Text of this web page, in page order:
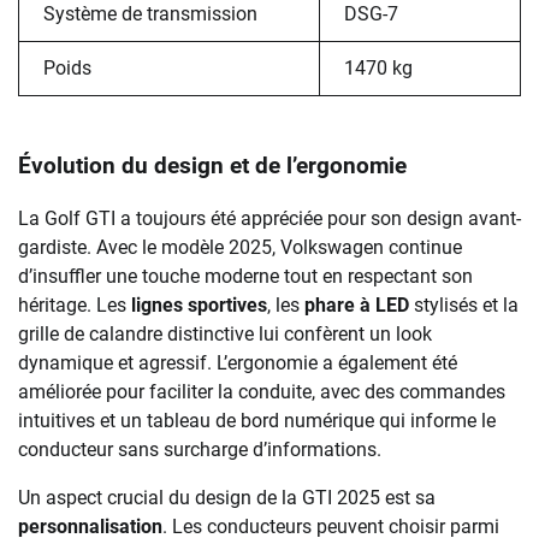
Système de transmission DSG-7
Poids 1470 kg
Évolution du design et de l’ergonomie
La Golf GTI a toujours été appréciée pour son design avant-
gardiste. Avec le modèle 2025, Volkswagen continue
d’insuffler une touche moderne tout en respectant son
héritage. Les lignes sportives, les phare à LED stylisés et la
grille de calandre distinctive lui confèrent un look
dynamique et agressif. L’ergonomie a également été
améliorée pour faciliter la conduite, avec des commandes
intuitives et un tableau de bord numérique qui informe le
conducteur sans surcharge d’informations.
Un aspect crucial du design de la GTI 2025 est sa
personnalisation. Les conducteurs peuvent choisir parmi